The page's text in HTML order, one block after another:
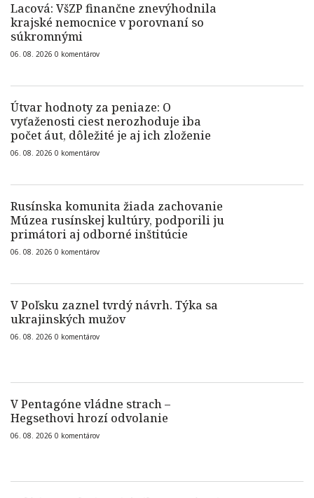
Lacová: VšZP finančne znevýhodnila
krajské nemocnice v porovnaní so
súkromnými
06. 08. 2026 0 komentárov
Útvar hodnoty za peniaze: O
vyťaženosti ciest nerozhoduje iba
počet áut, dôležité je aj ich zloženie
06. 08. 2026 0 komentárov
Rusínska komunita žiada zachovanie
Múzea rusínskej kultúry, podporili ju
primátori aj odborné inštitúcie
06. 08. 2026 0 komentárov
V Poľsku zaznel tvrdý návrh. Týka sa
ukrajinských mužov
06. 08. 2026 0 komentárov
V Pentagóne vládne strach –
Hegsethovi hrozí odvolanie
06. 08. 2026 0 komentárov